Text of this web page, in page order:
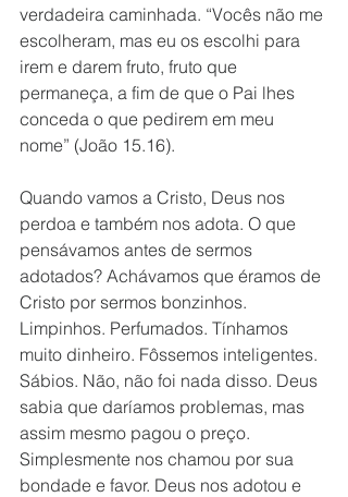
verdadeira caminhada. “Vocês não me
escolheram, mas eu os escolhi para
irem e darem fruto, fruto que
permaneça, a fim de que o Pai lhes
conceda o que pedirem em meu
nome” (João 15.16).
Quando vamos a Cristo, Deus nos
perdoa e também nos adota. O que
pensávamos antes de sermos
adotados? Achávamos que éramos de
Cristo por sermos bonzinhos.
Limpinhos. Perfumados. Tínhamos
muito dinheiro. Fôssemos inteligentes.
Sábios. Não, não foi nada disso. Deus
sabia que daríamos problemas, mas
assim mesmo pagou o preço.
Simplesmente nos chamou por sua
bondade e favor. Deus nos adotou e